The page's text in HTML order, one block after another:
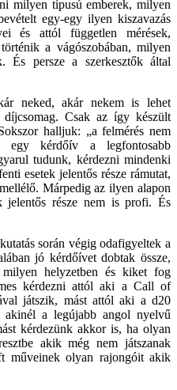
milyen típusú emberek, milyen
egy-egy ilyen kiszavazás
és attól független mérések,
a vágószobában, milyen
És persze a szerkesztők által
neked, akár nekem is lehet
Csak az így készült
halljuk: „a felmérés nem
egy kérdőív a legfontosabb
tudunk, kérdezni mindenki
esetek jelentős része rámutat,
Márpedig az ilyen alapon
jelentős része nem is profi. És
során végig odafigyeltek a
jó kérdőívet dobtak össze,
helyzetben és kiket fog
kérdezni attól aki a Call of
játszik, mást attól aki a d20
akinél a legújabb angol nyelvű
kérdezünk akkor is, ha olyan
akik még nem játszanak
műveinek olyan rajongóit akik